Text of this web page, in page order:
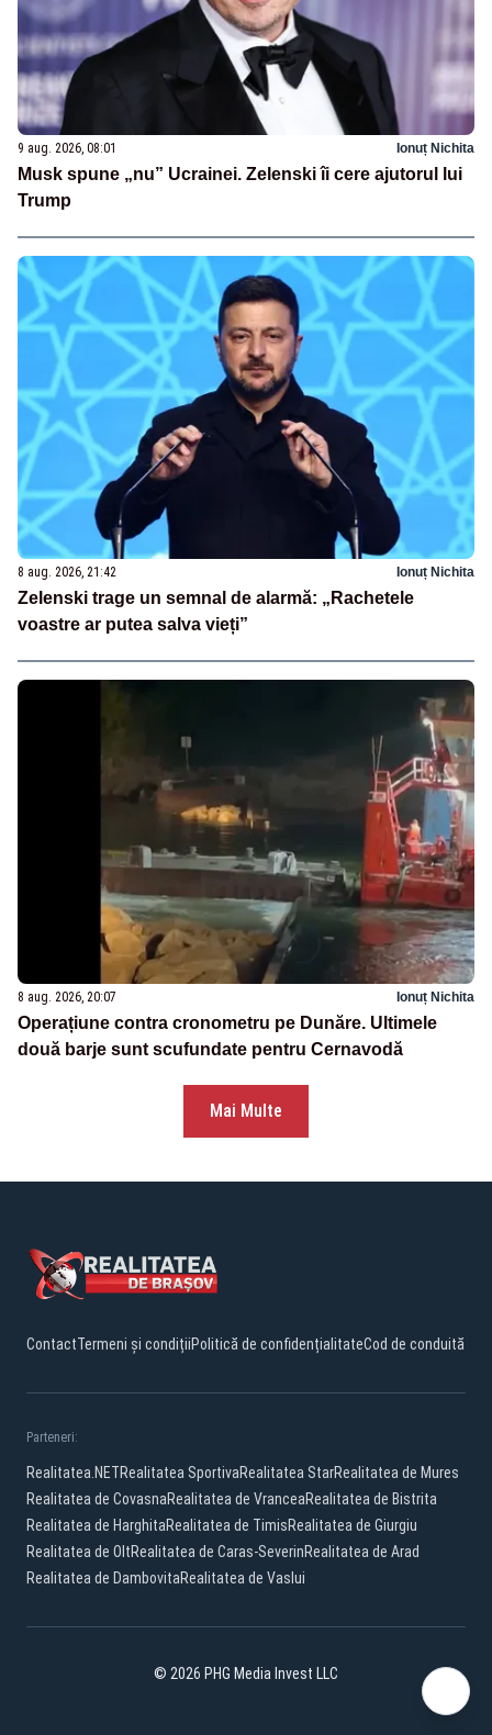
9 aug. 2026, 08:01 Ionuț Nichita
Musk spune „nu” Ucrainei. Zelenski îi cere ajutorul lui
Trump
8 aug. 2026, 21:42 Ionuț Nichita
Zelenski trage un semnal de alarmă: „Rachetele
voastre ar putea salva vieți”
8 aug. 2026, 20:07 Ionuț Nichita
Operațiune contra cronometru pe Dunăre. Ultimele
două barje sunt scufundate pentru Cernavodă
Mai Multe
ContactTermeni și condițiiPolitică de confidențialitateCod de conduită
Parteneri:
Realitatea.NETRealitatea SportivaRealitatea StarRealitatea de Mures
Realitatea de CovasnaRealitatea de VranceaRealitatea de Bistrita
Realitatea de HarghitaRealitatea de TimisRealitatea de Giurgiu
Realitatea de OltRealitatea de Caras-SeverinRealitatea de Arad
Realitatea de DambovitaRealitatea de Vaslui
© 2026 PHG Media Invest LLC